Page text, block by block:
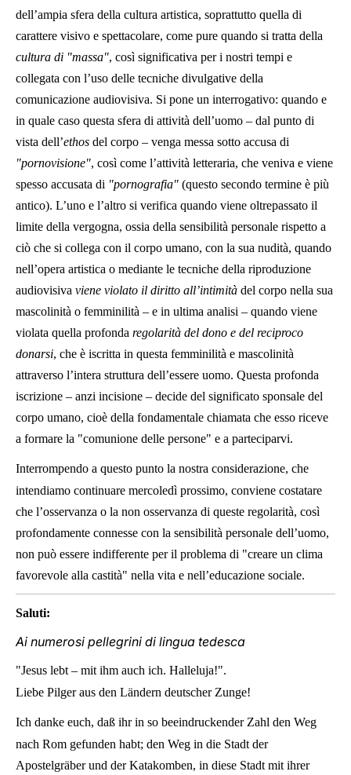
dell’ampia sfera della cultura artistica, soprattutto quella di
carattere visivo e spettacolare, come pure quando si tratta della
cultura di "massa", così significativa per i nostri tempi e
collegata con l’uso delle tecniche divulgative della
comunicazione audiovisiva. Si pone un interrogativo: quando e
in quale caso questa sfera di attività dell’uomo – dal punto di
vista dell’ethos del corpo – venga messa sotto accusa di
"pornovisione", così come l’attività letteraria, che veniva e viene
spesso accusata di "pornografia" (questo secondo termine è più
antico). L’uno e l’altro si verifica quando viene oltrepassato il
limite della vergogna, ossia della sensibilità personale rispetto a
ciò che si collega con il corpo umano, con la sua nudità, quando
nell’opera artistica o mediante le tecniche della riproduzione
audiovisiva viene violato il diritto all’intimità del corpo nella sua
mascolinità o femminilità – e in ultima analisi – quando viene
violata quella profonda regolarità del dono e del reciproco
donarsi, che è iscritta in questa femminilità e mascolinità
attraverso l’intera struttura dell’essere uomo. Questa profonda
iscrizione – anzi incisione – decide del significato sponsale del
corpo umano, cioè della fondamentale chiamata che esso riceve
a formare la "comunione delle persone" e a parteciparvi.
Interrompendo a questo punto la nostra considerazione, che
intendiamo continuare mercoledì prossimo, conviene costatare
che l’osservanza o la non osservanza di queste regolarità, così
profondamente connesse con la sensibilità personale dell’uomo,
non può essere indifferente per il problema di "creare un clima
favorevole alla castità" nella vita e nell’educazione sociale.
Saluti:
Ai numerosi pellegrini di lingua tedesca
"Jesus lebt – mit ihm auch ich. Halleluja!".
Liebe Pilger aus den Ländern deutscher Zunge!
Ich danke euch, daß ihr in so beeindruckender Zahl den Weg
nach Rom gefunden habt; den Weg in die Stadt der
Apostelgräber und der Katakomben, in diese Stadt mit ihrer